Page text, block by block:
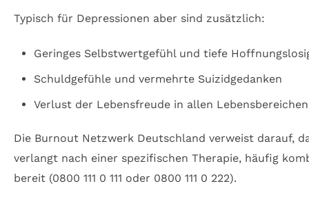
Typisch für Depressionen aber sind zusätzlich:
Geringes Selbstwertgefühl und tiefe
Schuldgefühle und vermehrte Suizidgedanken
Verlust der Lebensfreude in allen
Die Burnout Netzwerk Deutschland verweist darauf,
verlangt nach einer spezifischen Therapie, häufig
bereit (0800 111 0 111 oder 0800 111 0 222).